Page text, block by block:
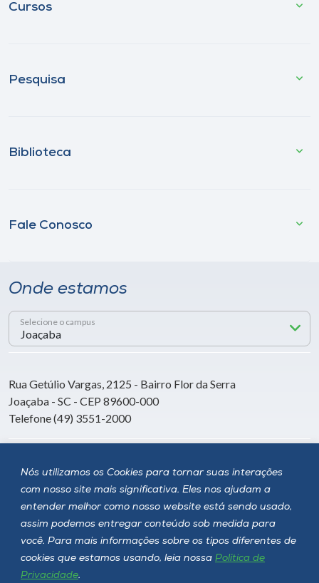
Nós utilizamos os Cookies para tornar suas interações
com nosso site mais significativa. Eles nos ajudam a
entender melhor como nosso website está sendo usado,
assim podemos entregar conteúdo sob medida para
você. Para mais informações sobre os tipos diferentes de
cookies que estamos usando, leia nossa Política de
Privacidade.
Cursos
Pesquisa
Biblioteca
Fale Conosco
Onde estamos
Selecione o campus
Rua Getúlio Vargas, 2125 - Bairro Flor da Serra
Joaçaba - SC - CEP 89600-000
Telefone (49) 3551-2000
Siga a Unoesc